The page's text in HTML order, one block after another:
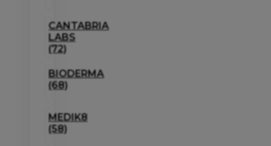
CANTABRIA
LABS
(72)
BIODERMA
(68)
MEDIK8
(58)